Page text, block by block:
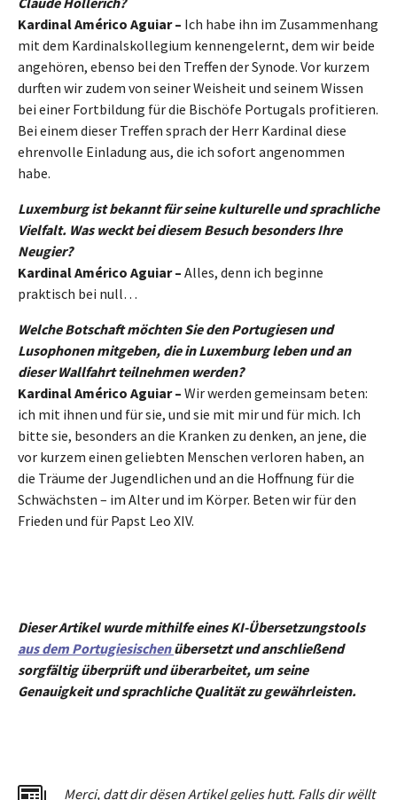
Kardinal Américo Aguiar – Ich habe ihn im Zusammenhang
mit dem Kardinalskollegium kennengelernt, dem wir beide
angehören, ebenso bei den Treffen der Synode. Vor kurzem
durften wir zudem von seiner Weisheit und seinem Wissen
bei einer Fortbildung für die Bischöfe Portugals profitieren.
Bei einem dieser Treffen sprach der Herr Kardinal diese
ehrenvolle Einladung aus, die ich sofort angenommen
habe.
Luxemburg ist bekannt für seine kulturelle und sprachliche
Vielfalt. Was weckt bei diesem Besuch besonders Ihre
Neugier?
Kardinal Américo Aguiar – Alles, denn ich beginne
praktisch bei null…
Welche Botschaft möchten Sie den Portugiesen und
Lusophonen mitgeben, die in Luxemburg leben und an
dieser Wallfahrt teilnehmen werden?
Kardinal Américo Aguiar – Wir werden gemeinsam beten:
ich mit ihnen und für sie, und sie mit mir und für mich. Ich
bitte sie, besonders an die Kranken zu denken, an jene, die
vor kurzem einen geliebten Menschen verloren haben, an
die Träume der Jugendlichen und an die Hoffnung für die
Schwächsten – im Alter und im Körper. Beten wir für den
Frieden und für Papst Leo XIV.
Dieser Artikel wurde mithilfe eines KI-Übersetzungstools
aus dem Portugiesischenübersetzt und anschließend
sorgfältig überprüft und überarbeitet, um seine
Genauigkeit und sprachliche Qualität zu gewährleisten.
Merci, dattdir dësen Artikel gelies hutt. Falls dir wëllt